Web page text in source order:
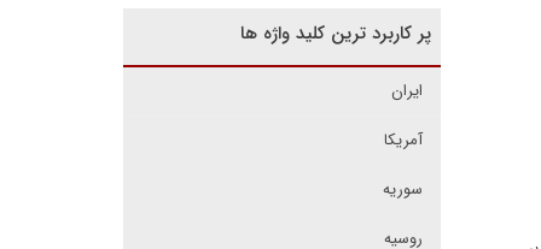
پر کاربرد ترین کلید واژه ها
ایران
آمریکا
سوریه
روسیه